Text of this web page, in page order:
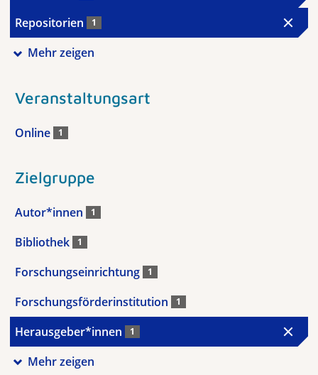
Repositorien 1
Mehr zeigen
Veranstaltungsart
Online 1
Zielgruppe
Autor*innen 1
Bibliothek 1
Forschungseinrichtung 1
Forschungsförderinstitution 1
Herausgeber*innen 1
Mehr zeigen